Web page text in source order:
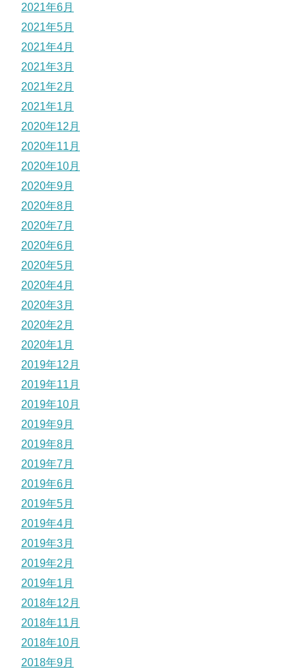
2021年6月
2021年5月
2021年4月
2021年3月
2021年2月
2021年1月
2020年12月
2020年11月
2020年10月
2020年9月
2020年8月
2020年7月
2020年6月
2020年5月
2020年4月
2020年3月
2020年2月
2020年1月
2019年12月
2019年11月
2019年10月
2019年9月
2019年8月
2019年7月
2019年6月
2019年5月
2019年4月
2019年3月
2019年2月
2019年1月
2018年12月
2018年11月
2018年10月
2018年9月